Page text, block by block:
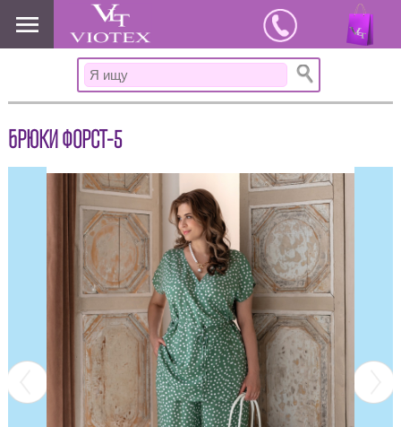
www.viotex37.ru
БРЮКИ ФОРСТ-5